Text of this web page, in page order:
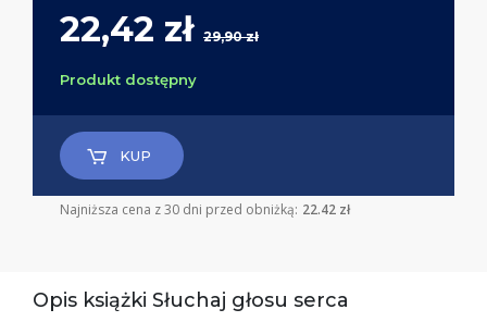
22,42 zł 29,90 zł
Produkt dostępny
KUP
Najniższa cena z 30 dni przed obniżką: 22.42 zł
Opis książki Słuchaj głosu serca